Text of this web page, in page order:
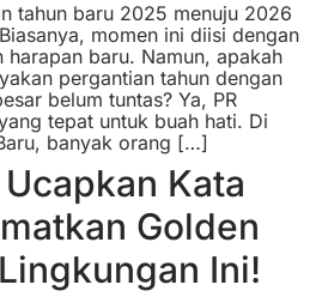
tahun baru 2025 menuju 2026
momen ini diisi dengan
harapan baru. Namun, apakah
pergantian tahun dengan
belum tuntas? Ya, PR
tepat untuk buah hati. Di
banyak orang […]
Kata
Golden
Ini!